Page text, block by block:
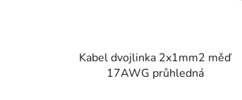
Kabel dvojlinka 2x1mm2 měď
17AWG průhledná